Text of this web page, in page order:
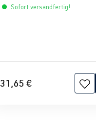
Sofort versandfertig!
31,65 €